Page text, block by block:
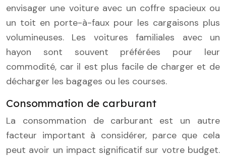
envisager une voiture avec un coffre spacieux ou
un toit en porte-à-faux pour les cargaisons plus
volumineuses. Les voitures familiales avec un
hayon sont souvent préférées pour leur
commodité, car il est plus facile de charger et de
décharger les bagages ou les courses.
Consommation de carburant
La consommation de carburant est un autre
facteur important à considérer, parce que cela
peut avoir un impact significatif sur votre budget.